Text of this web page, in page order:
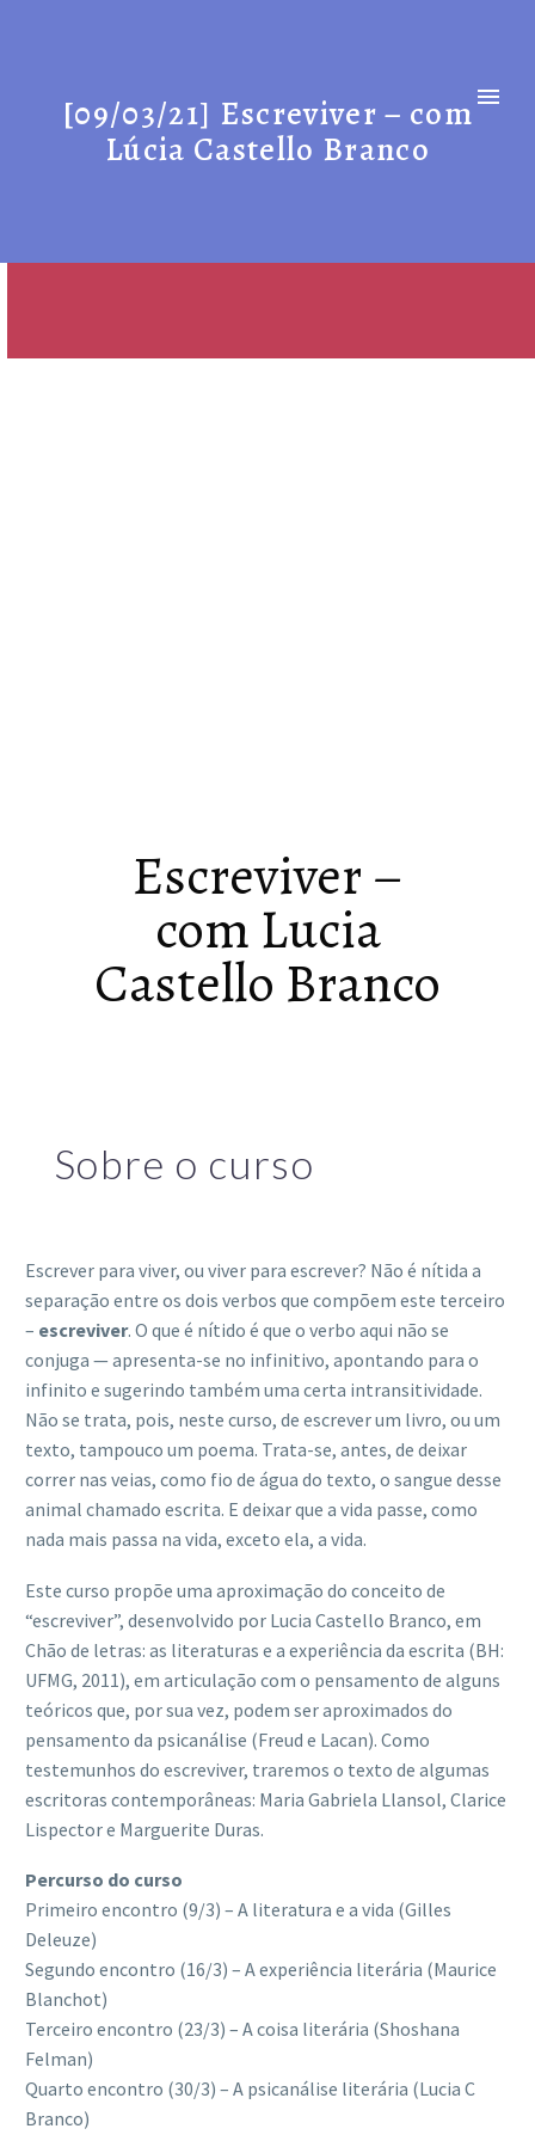
[09/03/21] Escreviver – com
Lúcia Castello Branco
Escreviver –
com Lucia
Castello Branco
Sobre o curso
Escrever para viver, ou viver para escrever? Não é nítida a
separação entre os dois verbos que compõem este terceiro
– escreviver. O que é nítido é que o verbo aqui não se
conjuga — apresenta-se no infinitivo, apontando para o
infinito e sugerindo também uma certa intransitividade.
Não se trata, pois, neste curso, de escrever um livro, ou um
texto, tampouco um poema. Trata-se, antes, de deixar
correr nas veias, como fio de água do texto, o sangue desse
animal chamado escrita. E deixar que a vida passe, como
nada mais passa na vida, exceto ela, a vida.
Este curso propõe uma aproximação do conceito de
“escreviver”, desenvolvido por Lucia Castello Branco, em
Chão de letras: as literaturas e a experiência da escrita (BH:
UFMG, 2011), em articulação com o pensamento de alguns
teóricos que, por sua vez, podem ser aproximados do
pensamento da psicanálise (Freud e Lacan). Como
testemunhos do escreviver, traremos o texto de algumas
escritoras contemporâneas: Maria Gabriela Llansol, Clarice
Lispector e Marguerite Duras.
Percurso do curso
Primeiro encontro (9/3) – A literatura e a vida (Gilles
Deleuze)
Segundo encontro (16/3) – A experiência literária (Maurice
Blanchot)
Terceiro encontro (23/3) – A coisa literária (Shoshana
Felman)
Quarto encontro (30/3) – A psicanálise literária (Lucia C
Branco)